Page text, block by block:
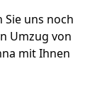
uns noch
Umzug von
mit Ihnen